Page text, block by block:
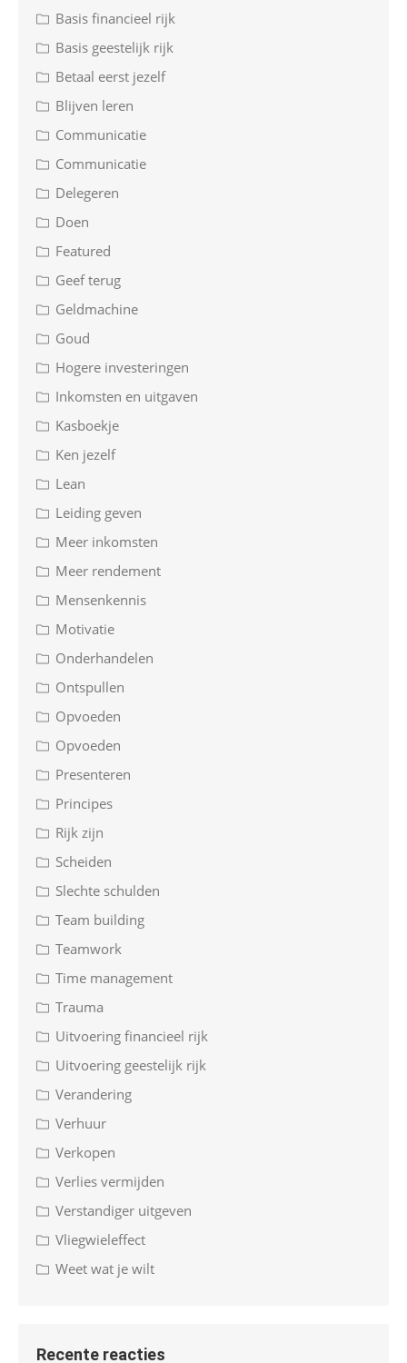
Basis financieel rijk
Basis geestelijk rijk
Betaal eerst jezelf
Blijven leren
Communicatie
Communicatie
Delegeren
Doen
Featured
Geef terug
Geldmachine
Goud
Hogere investeringen
Inkomsten en uitgaven
Kasboekje
Ken jezelf
Lean
Leiding geven
Meer inkomsten
Meer rendement
Mensenkennis
Motivatie
Onderhandelen
Ontspullen
Opvoeden
Opvoeden
Presenteren
Principes
Rijk zijn
Scheiden
Slechte schulden
Team building
Teamwork
Time management
Trauma
Uitvoering financieel rijk
Uitvoering geestelijk rijk
Verandering
Verhuur
Verkopen
Verlies vermijden
Verstandiger uitgeven
Vliegwieleffect
Weet wat je wilt
Recente reacties